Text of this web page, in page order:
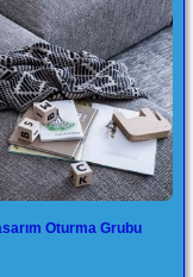
Oturma Grubu